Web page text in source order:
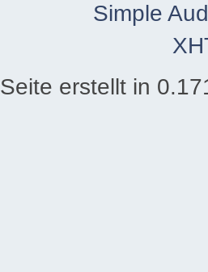
Simple
Seite erstellt in